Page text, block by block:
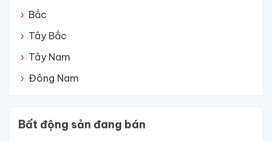
Bắc
Tây Bắc
Tây Nam
Đông Nam
Bất động sản đang bán